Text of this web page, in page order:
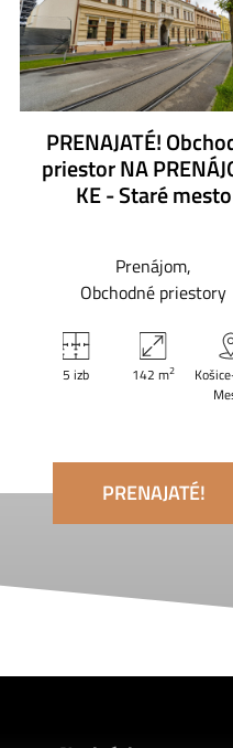
PRENAJATÉ!
priestor NA
KE - Staré mesto
Prenájom
Obchodné priestory
5 izb 142 m2
PRENAJATÉ!